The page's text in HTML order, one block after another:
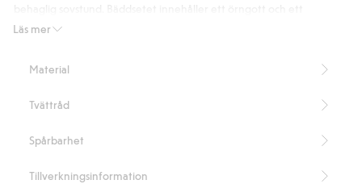
Läs mer
påslakan, och levereras i en tygkasse med samma klassiska motiv.
Tygkassens mått är 28 x 36cm
Artikelnummer
Material
Tvättråd
Spårbarhet
Tillverkningsinformation